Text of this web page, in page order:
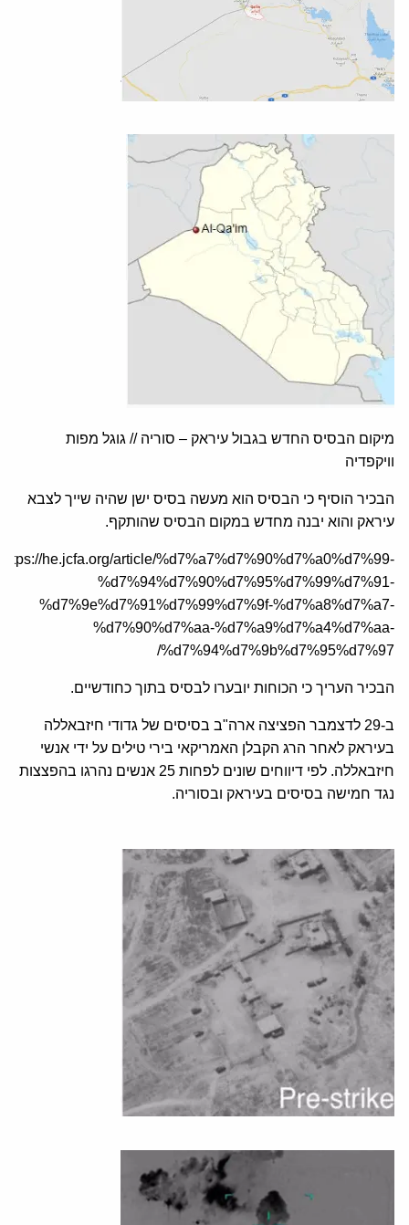
מיקום הבסיס החדש בגבול עיראק – סוריה // גוגל מפות
וויקפדיה
הבכיר הוסיף כי הבסיס הוא מעשה בסיס ישן שהיה שייך לצבא
עיראק והוא יבנה מחדש במקום הבסיס שהותקף.
https://he.jcfa.org/article/%d7%a7%d7%90%d7%a0%d7%99-
%d7%94%d7%90%d7%95%d7%99%d7%91-
%d7%9e%d7%91%d7%99%d7%9f-%d7%a8%d7%a7-
%d7%90%d7%aa-%d7%a9%d7%a4%d7%aa-
%d7%94%d7%9b%d7%95%d7%97/
הבכיר העריך כי הכוחות יובערו לבסיס בתוך כחודשיים.
ב-29 לדצמבר הפציצה ארה"ב בסיסים של גדודי חיזבאללה
בעיראק לאחר הרג הקבלן האמריקאי בירי טילים על ידי אנשי
חיזבאללה. לפי דיווחים שונים לפחות 25 אנשים נהרגו בהפצצות
נגד חמישה בסיסים בעיראק ובסוריה.